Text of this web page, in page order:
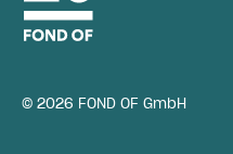
© 2026 FOND OF GmbH